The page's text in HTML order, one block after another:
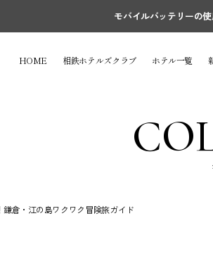
モバイルバッテリーの
HOME 相鉄ホテルズクラブ ホテル一覧
鎌倉・江の島ワクワク冒険旅ガイド